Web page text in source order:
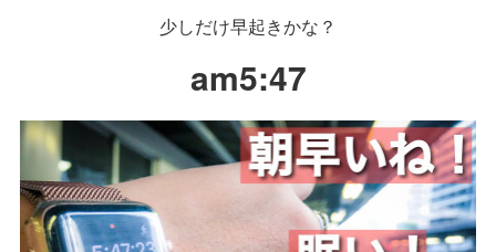
少しだけ早起きかな？
am5:47